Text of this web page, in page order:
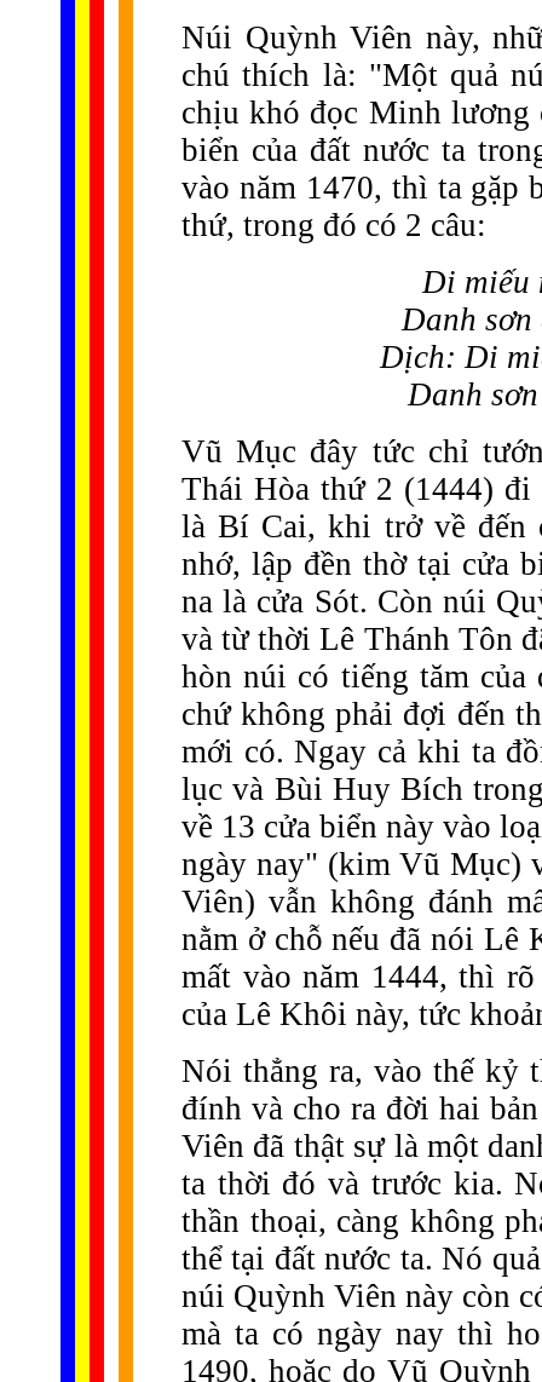
Núi Quỳnh Viên này,
chú thích là: "Một quả
chịu khó đọc Minh lương
biển của đất nước ta
vào năm 1470, thì ta
thứ, trong đó có 2 câu:
Di miếu
Danh sơn
Dịch: Di
Danh
Vũ Mục đây tức chỉ
Thái Hòa thứ 2 (1444) đi
là Bí Cai, khi trở về đến
nhớ, lập đền thờ tại cửa
na là cửa Sót. Còn núi
và từ thời Lê Thánh Tôn
hòn núi có tiếng tăm
chứ không phải đợi đến
mới có. Ngay cả khi ta
lục và Bùi Huy Bích
về 13 cửa biển này vào
ngày nay" (kim Vũ Mục)
Viên) vẫn không đánh
nằm ở chỗ nếu đã nói
mất vào năm 1444, thì
của Lê Khôi này, tức
Nói thẳng ra, vào thế kỷ
đính và cho ra đời hai
Viên đã thật sự là một
ta thời đó và trước kia.
thần thoại, càng không
thể tại đất nước ta. Nó
núi Quỳnh Viên này còn
mà ta có ngày nay thì
1490, hoặc do Vũ